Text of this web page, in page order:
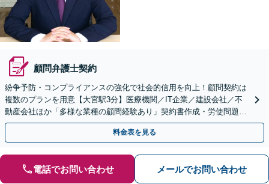
顧問弁護士契約
紛争予防・コンプライアンスの強化で社会的信用を向上！顧問契約は
複数のプランを用意【大宮駅3分】医療機関／IT企業／建設会社／不
動産会社ほか「多様な業種の顧問経験あり」契約書作成・労使問題・
クレーム対応など幅広く【休日・夜間面談可】
料金表を見る
電話でお問い合わせ メールでお問い合わせ